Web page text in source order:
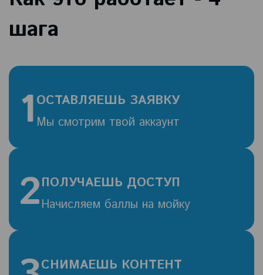
шага
1 ОСТАВЛЯЕШЬ ЗАЯВКУ
Мы смотрим твой аккаунт
2ПОЛУЧАЕШЬ ДОСТУП
Начисляем баллы на мойку
СНИМАЕШЬ КОНТЕНТ